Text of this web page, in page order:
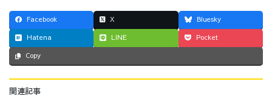
Facebook X
Bluesky
Hatena
LINE Pocket
Copy
関連記事